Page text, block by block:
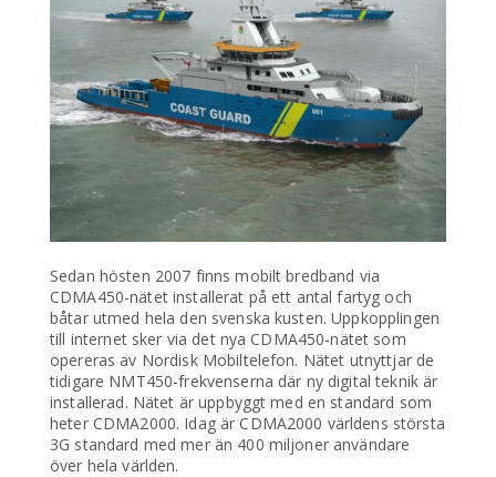
Sedan hösten 2007 finns mobilt bredband via
CDMA450-nätet installerat på ett antal fartyg och
båtar utmed hela den svenska kusten. Uppkopplingen
till internet sker via det nya CDMA450-nätet som
opereras av Nordisk Mobiltelefon. Nätet utnyttjar de
tidigare NMT450-frekvenserna där ny digital teknik är
installerad. Nätet är uppbyggt med en standard som
heter CDMA2000. Idag är CDMA2000 världens största
3G standard med mer än 400 miljoner användare
över hela världen.